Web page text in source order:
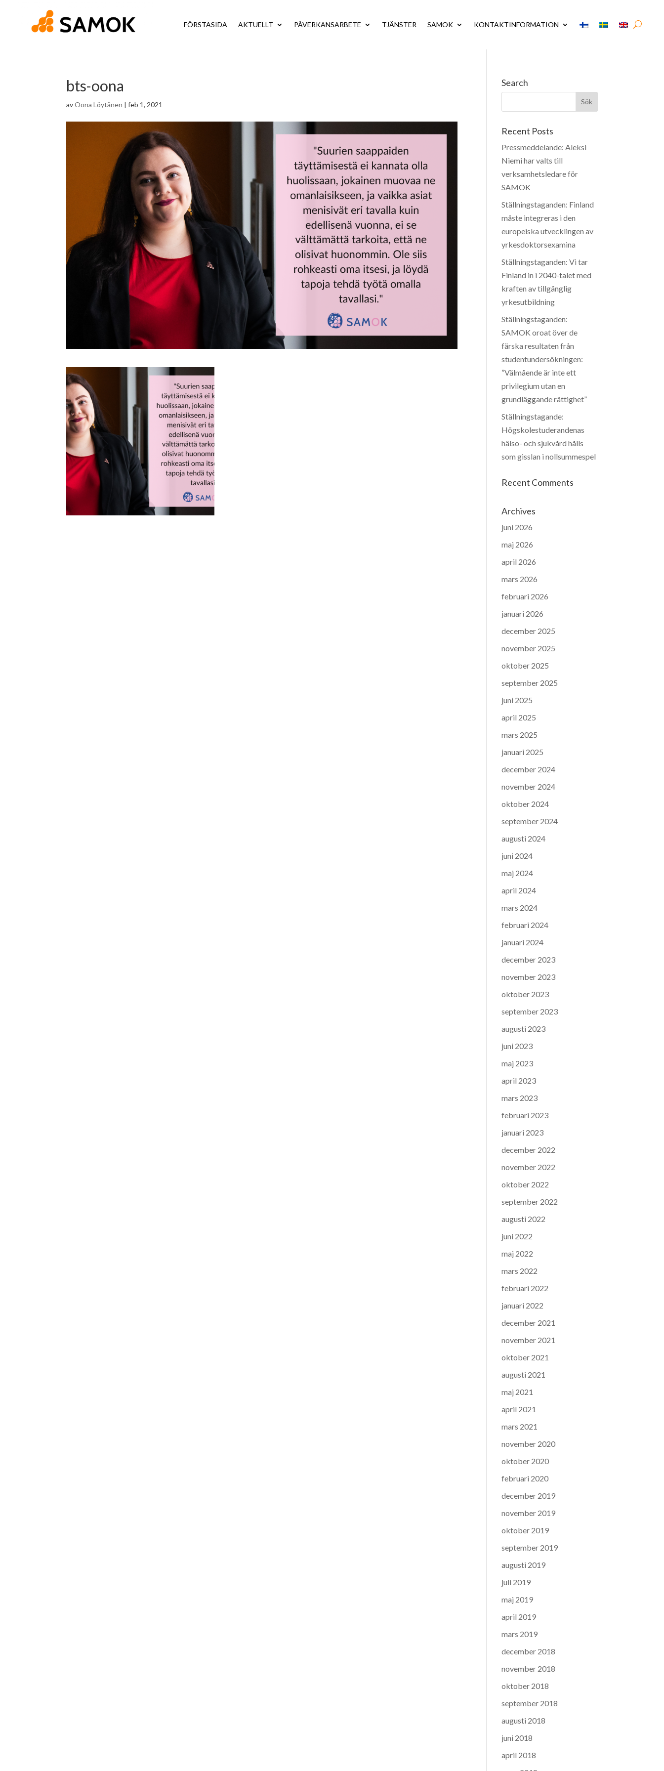
FÖRSTASIDA AKTUELLT PÅVERKANSARBETE TJÄNSTER SAMOK KONTAKTINFORMATION
bts-oona
avOona Löytänen |feb 1, 2021
Search
Recent Posts
Pressmeddelande: Aleksi
Niemi har valts till
verksamhetsledare för
SAMOK
Ställningstaganden: Finland
måste integreras i den
europeiska utvecklingen av
yrkesdoktorsexamina
Ställningstaganden: Vi tar
Finland in i 2040-talet med
kraften av tillgänglig
yrkesutbildning
Ställningstaganden:
SAMOK oroat över de
färska resultaten från
studentundersökningen:
”Välmående är inte ett
privilegium utan en
grundläggande rättighet”
Ställningstagande:
Högskolestuderandenas
hälso- och sjukvård hålls
som gisslan i nollsummespel
Recent Comments
Archives
juni 2026
maj 2026
april 2026
mars 2026
februari 2026
januari 2026
december 2025
november 2025
oktober 2025
september 2025
juni 2025
april 2025
mars 2025
januari 2025
december 2024
november 2024
oktober 2024
september 2024
augusti 2024
juni 2024
maj 2024
april 2024
mars 2024
februari 2024
januari 2024
december 2023
november 2023
oktober 2023
september 2023
augusti 2023
juni 2023
maj 2023
april 2023
mars 2023
februari 2023
januari 2023
december 2022
november 2022
oktober 2022
september 2022
augusti 2022
juni 2022
maj 2022
mars 2022
februari 2022
januari 2022
december 2021
november 2021
oktober 2021
augusti 2021
maj 2021
april 2021
mars 2021
november 2020
oktober 2020
februari 2020
december 2019
november 2019
oktober 2019
september 2019
augusti 2019
juli 2019
maj 2019
april 2019
mars 2019
december 2018
november 2018
oktober 2018
september 2018
augusti 2018
juni 2018
april 2018